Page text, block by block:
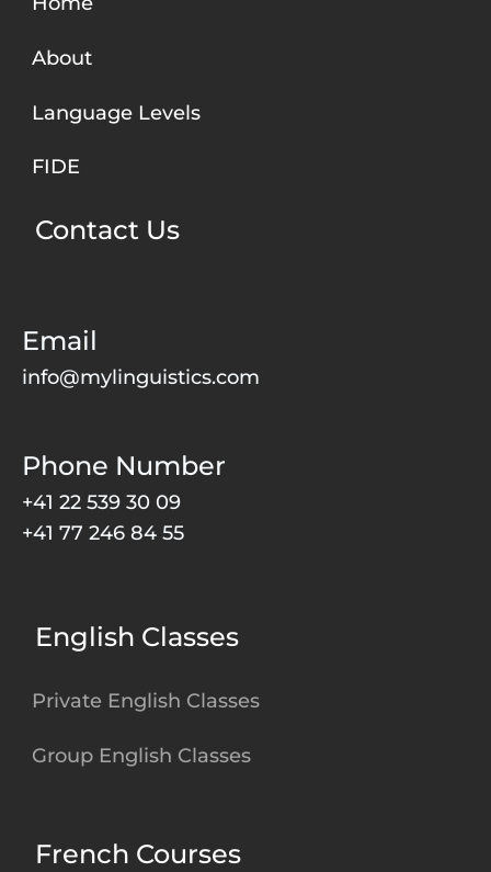
S
.
P
About
Language Levels
FIDE
Contact Us
Email
info@mylinguistics.com
Phone Number
+41 22 539 30 09
+41 77 246 84 55
English Classes
Private English Classes
Group English Classes
French Courses